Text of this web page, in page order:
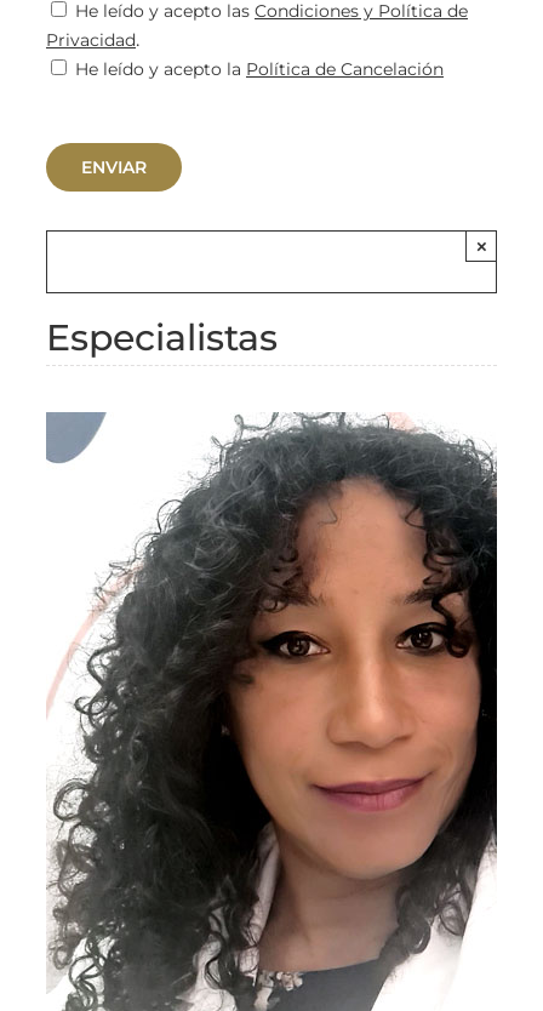
He leído y acepto las Condiciones y Política de
Privacidad.
He leído y acepto la Política de Cancelación
×
Especialistas